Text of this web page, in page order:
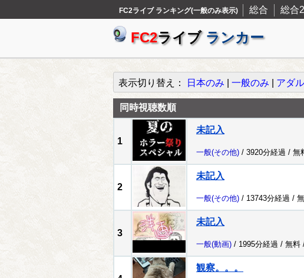
FC2ライブ ランキング(一般のみ表示) 総合 総合2
FC2ライブ ランカー
表示切り替え： 日本のみ 一般のみ アダ
同時視聴数順
1
未記入
一般(その他) / 3920分経過 / 無
2
未記入
一般(その他) / 13743分経過 /
3
未記入
一般(動画) / 1995分経過 / 無料
観察。。。